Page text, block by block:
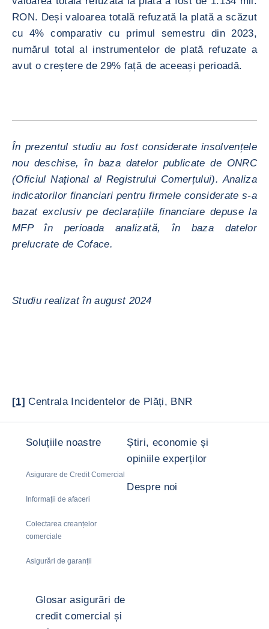
RON. Deși valoarea totală refuzată la plată a scăzut
cu 4% comparativ cu primul semestru din 2023,
numărul total al instrumentelor de plată refuzate a
avut o creștere de 29% față de aceeași perioadă.
În prezentul studiu au fost considerate insolvențele
nou deschise, în baza datelor publicate de ONRC
(Oficiul Național al Registrului Comerțului). Analiza
indicatorilor financiari pentru firmele considerate s-a
bazat exclusiv pe declarațiile financiare depuse la
MFP în perioada analizată, în baza datelor
prelucrate de Coface.
Studiu realizat în august 2024
[1] Centrala Incidentelor de Plăți, BNR
Soluțiile noastre
Asigurare de Credit Comercial
Informații de afaceri
Colectarea creanțelor
comerciale
Asigurări de garanții
Știri, economie și
opiniile experților
Despre noi
Glosar asigurări de
credit comercial și